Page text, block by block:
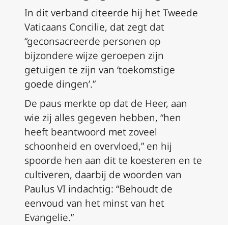
In dit verband citeerde hij het Tweede
Vaticaans Concilie, dat zegt dat
“geconsacreerde personen op
bijzondere wijze geroepen zijn
getuigen te zijn van ‘toekomstige
goede dingen’.”
De paus merkte op dat de Heer, aan
wie zij alles gegeven hebben, “hen
heeft beantwoord met zoveel
schoonheid en overvloed,” en hij
spoorde hen aan dit te koesteren en te
cultiveren, daarbij de woorden van
Paulus VI indachtig: “Behoudt de
eenvoud van het minst van het
Evangelie.”